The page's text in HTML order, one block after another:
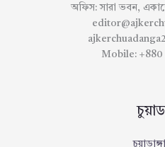
অফিস: সারা ভবন,
Mobile: +880